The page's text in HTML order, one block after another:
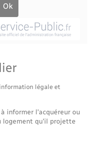
élagage)
légale et
informer l'acquéreur ou
logement qu'il projette